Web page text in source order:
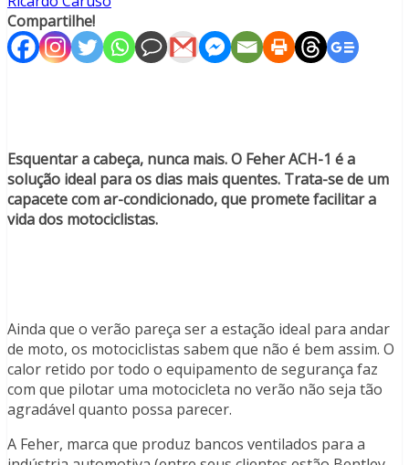
Compartilhe!
Esquentar a cabeça, nunca mais. O Feher ACH-1 é a
solução ideal para os dias mais quentes. Trata-se de um
capacete com ar-condicionado, que promete facilitar a
vida dos motociclistas.
Ainda que o verão pareça ser a estação ideal para andar
de moto, os motociclistas sabem que não é bem assim. O
calor retido por todo o equipamento de segurança faz
com que pilotar uma motocicleta no verão não seja tão
agradável quanto possa parecer.
A Feher, marca que produz bancos ventilados para a